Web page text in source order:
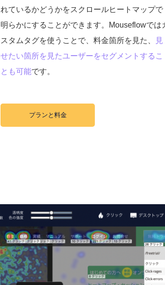
れているかどうかをスクロールヒートマップで
明らかにすることができます。Mouseflowでは
スタムタグを使うことで、料金箇所を見た、
見
せたい箇所を見たユーザーをセグメントするこ
とも可能です。
プランと料金